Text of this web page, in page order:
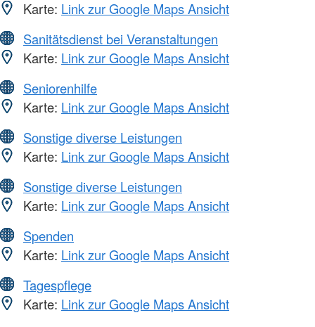
Karte: Link zur Google Maps Ansicht
Sanitätsdienst bei Veranstaltungen
Karte: Link zur Google Maps Ansicht
Seniorenhilfe
Karte: Link zur Google Maps Ansicht
Sonstige diverse Leistungen
Karte: Link zur Google Maps Ansicht
Sonstige diverse Leistungen
Karte: Link zur Google Maps Ansicht
Spenden
Karte: Link zur Google Maps Ansicht
Tagespflege
Karte: Link zur Google Maps Ansicht